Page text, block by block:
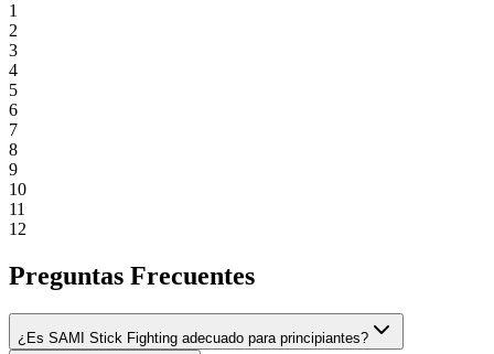
1
2
3
4
5
6
7
8
9
10
11
12
Preguntas Frecuentes
¿Es SAMI Stick Fighting adecuado para principiantes?